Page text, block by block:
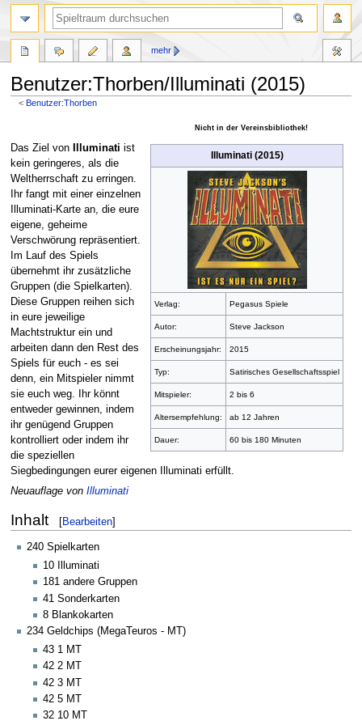
Benutzer:Thorben/Illuminati (2015)
< Benutzer:Thorben
Navigation
springen
Suche
springen
Nicht in der Vereinsbibliothek!
Illuminati (2015)
Verlag: Pegasus Spiele
Autor: Steve Jackson
Erscheinungsjahr: 2015
Typ: Satirisches Gesellschaftsspiel
Mitspieler: 2 bis 6
Altersempfehlung: ab 12 Jahren
Dauer: 60 bis 180 Minuten
Das Ziel von Illuminati ist
kein geringeres, als die
Weltherrschaft zu erringen.
Ihr fangt mit einer einzelnen
Illuminati-Karte an, die eure
eigene, geheime
Verschwörung repräsentiert.
Im Lauf des Spiels
übernehmt ihr zusätzliche
Gruppen (die Spielkarten).
Diese Gruppen reihen sich
in eure jeweilige
Machtstruktur ein und
arbeiten dann den Rest des
Spiels für euch - es sei
denn, ein Mitspieler nimmt
sie euch weg. Ihr könnt
entweder gewinnen, indem
ihr genügend Gruppen
kontrolliert oder indem ihr
die speziellen
Siegbedingungen eurer eigenen Illuminati erfüllt.
Neuauflage von Illuminati
Inhalt [Bearbeiten]
240 Spielkarten
10 Illuminati
181 andere Gruppen
41 Sonderkarten
8 Blankokarten
234 Geldchips (MegaTeuros - MT)
43 1 MT
42 2 MT
42 3 MT
42 5 MT
32 10 MT
mehr